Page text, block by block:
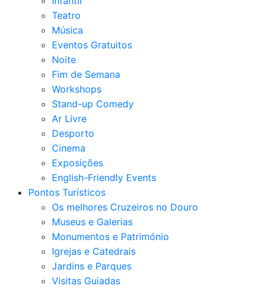
Teatro
Música
Eventos Gratuitos
Noite
Fim de Semana
Workshops
Stand-up Comedy
Ar Livre
Desporto
Cinema
Exposições
English-Friendly Events
Pontos Turísticos
Os melhores Cruzeiros no Douro​
Museus e Galerias
Monumentos e Património
Igrejas e Catedrais
Jardins e Parques
Visitas Guiadas